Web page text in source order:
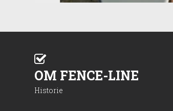
OM FENCE-LINE
Historie